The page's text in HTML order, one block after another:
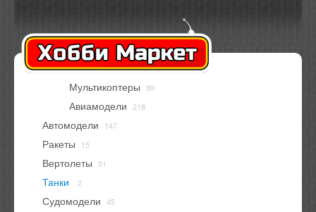
Оплата Доставка
Контакты
Вход
Регистрация
В корзине
Мультикоптеры 89
Авиамодели 218
Автомодели 147
Ракеты 15
Вертолеты 51
Танки 2
Судомодели 45